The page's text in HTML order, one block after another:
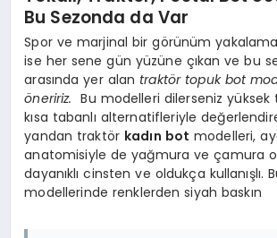
Bu Sezonda da Var
Spor ve marjinal bir görünüm
ise her sene gün yüzüne çıkan ve bu
arasında yer alan traktör topuk bot
öneririz. Bu modelleri dilerseniz
kısa tabanlı alternatifleriyle
yandan traktör kadın bot modelleri,
anatomisiyle de yağmura ve çamura
dayanıklı cinsten ve oldukça kullanışlı.
modellerinde renklerden siyah baskın